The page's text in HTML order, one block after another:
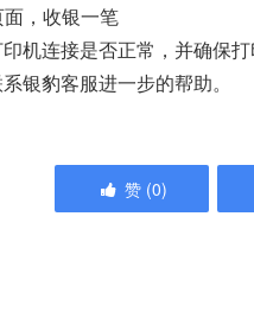
，收银一笔
机连接是否正常，并确保打
银豹客服进一步的帮助。
赞 (0)